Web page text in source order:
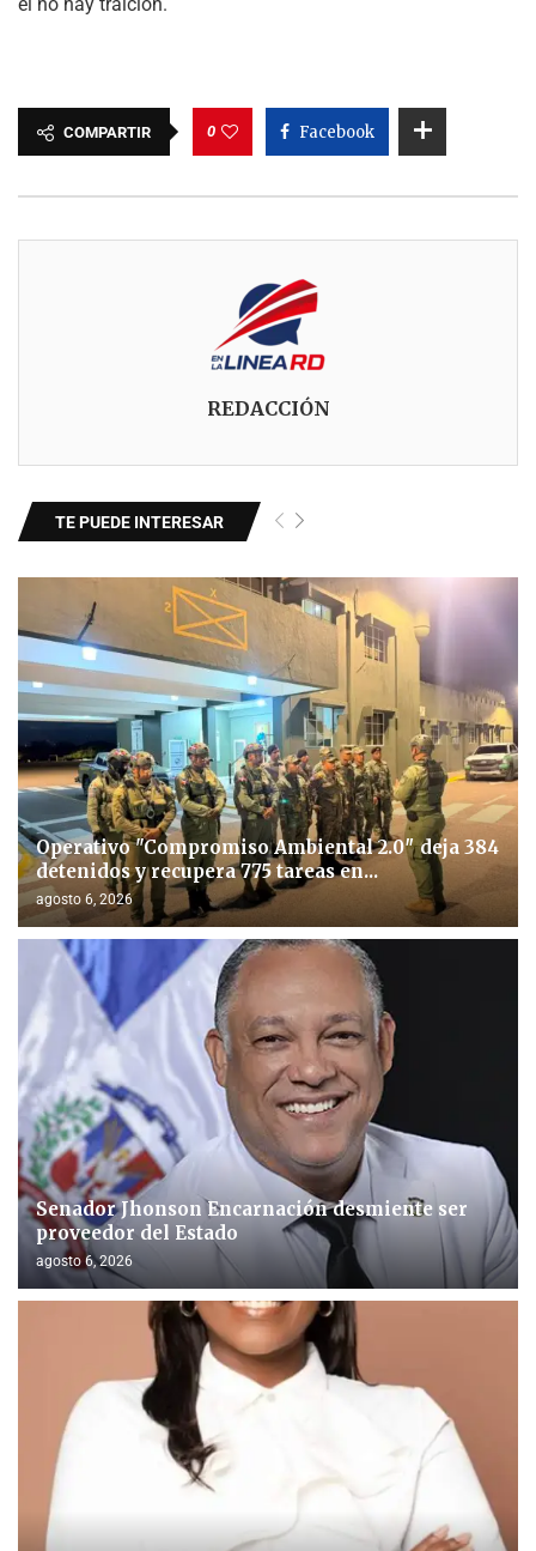
COMPARTIR 0 Facebook
REDACCIÓN
TE PUEDE INTERESAR
Operativo "Compromiso Ambiental 2.0″ deja 384
detenidos y recupera 775 tareas en...
agosto 6, 2026
Senador Jhonson Encarnación desmiente ser
proveedor del Estado
agosto 6, 2026